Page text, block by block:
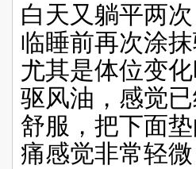
白天又躺平两
临睡前再次涂
尤其是体位变
驱风油，感觉
舒服，把下面
痛感觉非常轻